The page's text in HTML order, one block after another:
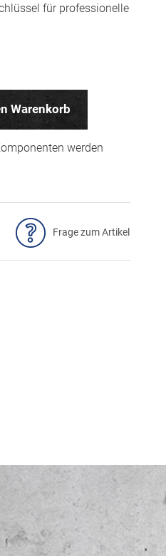
für professionelle
Warenkorb
werden
Frage zum Artikel